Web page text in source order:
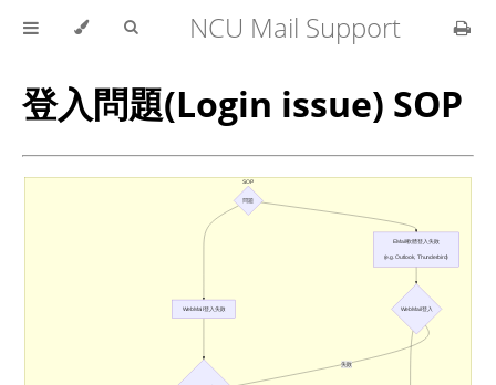
NCU Mail Support
登入問題(Login issue) SOP